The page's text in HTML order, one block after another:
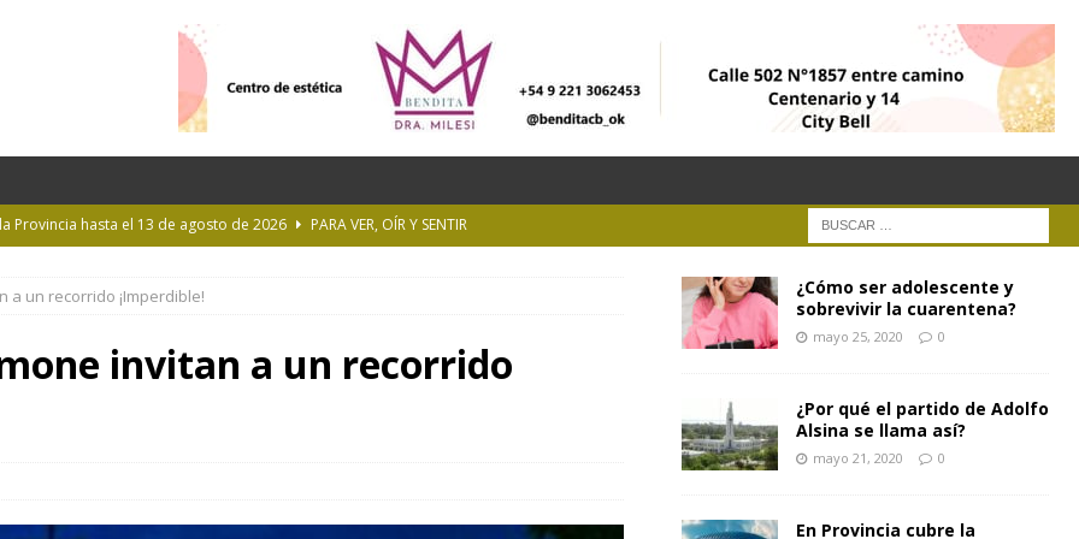
Provincia hasta el 13 de agosto de 2026
PARA VER, OÍR Y SENTIR
por una tormenta a casi 10 mil metros de altura
a un recorrido ¡Imperdible!
invitan a un recorrido
¿Cómo ser adolescente y
sobrevivir la cuarentena?
mayo 25, 2020 0
¿Por qué el partido de Adolfo
Alsina se llama así?
mayo 21, 2020 0
En Provincia cubre la